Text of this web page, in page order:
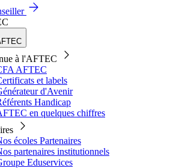
à l'AFTEC
AFTEC
et labels
d'Avenir
Handicap
en quelques chiffres
écoles Partenaires
partenaires institutionnels
Eduservices